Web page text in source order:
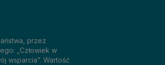
przez
„Człowiek w
wsparcia”. Wartość